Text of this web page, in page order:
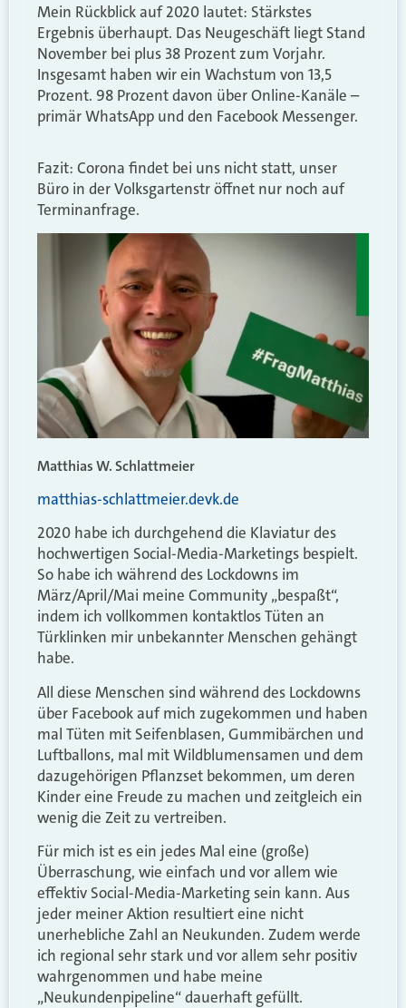
Mein Rückblick auf 2020 lautet: Stärkstes
Ergebnis überhaupt. Das Neugeschäft liegt Stand
November bei plus 38 Prozent zum Vorjahr.
Insgesamt haben wir ein Wachstum von 13,5
Prozent. 98 Prozent davon über Online-Kanäle –
primär WhatsApp und den Facebook Messenger.
Fazit: Corona findet bei uns nicht statt, unser
Büro in der Volksgartenstr öffnet nur noch auf
Terminanfrage.
Matthias W. Schlattmeier
matthias-schlattmeier.devk.de
2020 habe ich durchgehend die Klaviatur des
hochwertigen Social-Media-Marketings bespielt.
So habe ich während des Lockdowns im
März/April/Mai meine Community „bespaßt“,
indem ich vollkommen kontaktlos Tüten an
Türklinken mir unbekannter Menschen gehängt
habe.
All diese Menschen sind während des Lockdowns
über Facebook auf mich zugekommen und haben
mal Tüten mit Seifenblasen, Gummibärchen und
Luftballons, mal mit Wildblumensamen und dem
dazugehörigen Pflanzset bekommen, um deren
Kinder eine Freude zu machen und zeitgleich ein
wenig die Zeit zu vertreiben.
Für mich ist es ein jedes Mal eine (große)
Überraschung, wie einfach und vor allem wie
effektiv Social-Media-Marketing sein kann. Aus
jeder meiner Aktion resultiert eine nicht
unerhebliche Zahl an Neukunden. Zudem werde
ich regional sehr stark und vor allem sehr positiv
wahrgenommen und habe meine
„Neukundenpipeline“ dauerhaft gefüllt.